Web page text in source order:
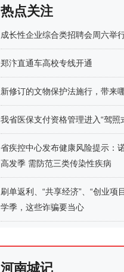
热点关注
成长性企业综合类招聘会周六举
郑汴直通车高校专线开通
新修订的文物保护法施行，带来
我省医保支付资格管理进入“驾照
省疾控中心发布健康风险提示：
高发季 需防范三类传染性疾病
刷单返利、“共享经济”、“创业
学季，这些诈骗要当心
河南城记